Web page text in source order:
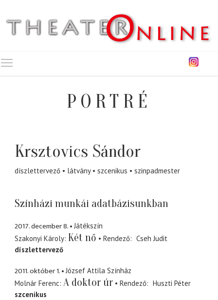
PORTRÉ
Krsztovics Sándor
díszlettervező látvány szcenikus szinpadmester
Színházi munkái adatbázisunkban
2017. december 8.
Játékszín
Szakonyi Károly Két nő Rendező
Cseh Judit
díszlettervező
2011. október 1.
József Attila Színház
Molnár Ferenc A doktor úr Rendező
Huszti Péter
szcenikus